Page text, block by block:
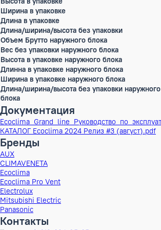
Рабочий ток охлаждение
Max.длина магистрали
Перепад высот
Диаметр труб (жидкость)
Диаметр труб (газ)
Тип хладагента
Диапазон наружных температур,
Диапазон наружных температур, обогрев
Объем Брутто
Рабочий ток обогрев
Вес без упаковки
Высота в упаковке
Ширина в упаковке
Длина в упаковке
Длина/ширина/высота без упаковки
Объем Брутто наружного блока
Вес без упаковки наружного блока
Высота в упаковке наружного блока
Длинна в упаковке наружного блока
Ширина в упаковке наружного блока
Длина/ширина/высота без упаковки